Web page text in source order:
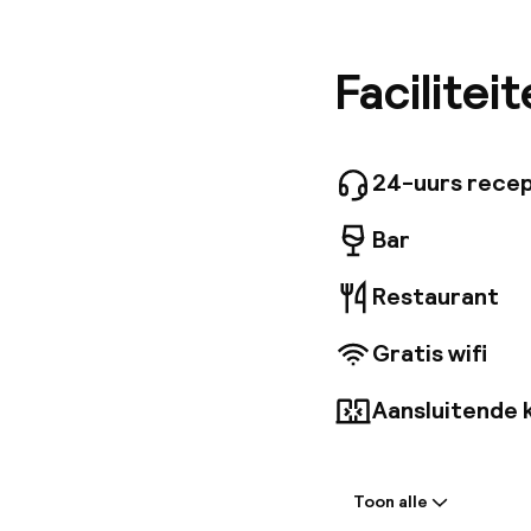
bar
24-uurs
Bar
Restaurant
Gratis wifi
Aansluitende
Toon alle